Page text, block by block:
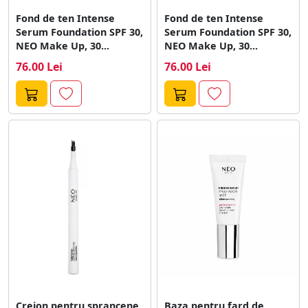
Fond de ten Intense
Serum Foundation SPF 30,
NEO Make Up, 30...
76.00 Lei
Fond de ten Intense
Serum Foundation SPF 30,
NEO Make Up, 30...
76.00 Lei